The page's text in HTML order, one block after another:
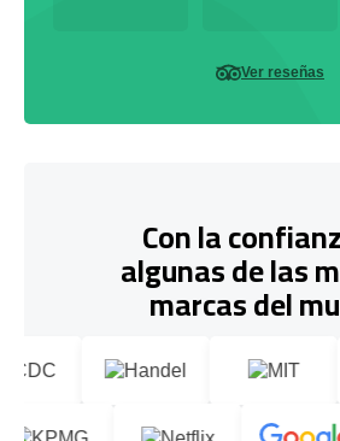
Ver reseñas
Con la
algunas de las
marcas del